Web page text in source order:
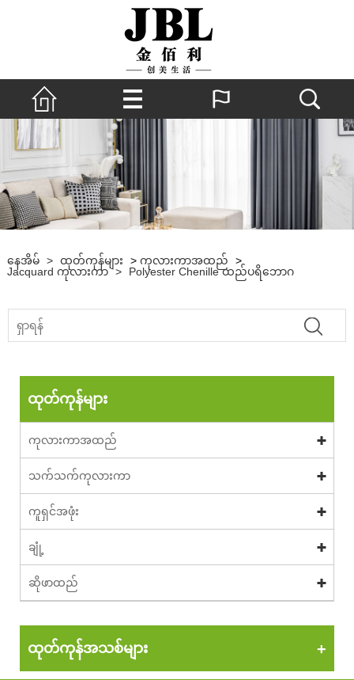
နေအိမ် > ထုတ်ကုန်များ > ကုလားကာအထည်
>
Jacquard ကုလားကာ > Polyester Chenille ထည်ပရိဘောဂ
ထုတ်ကုန်များ
ကုလားကာအထည်
သက်သက်ကုလားကာ
ကူရှင်အဖုံး
ချုံ့
ဆိုဖာထည်
ထုတ်ကုန်အသစ်များ